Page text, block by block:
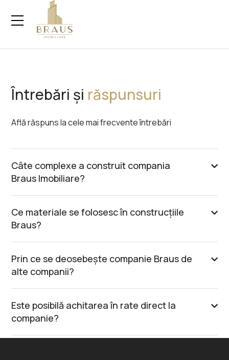
Întrebări și răspunsuri
Află răspuns la cele mai frecvente întrebări
Câte complexe a construit compania
Braus Imobiliare?
Ce materiale se folosesc în construcțiile
Braus?
Prin ce se deosebește companie Braus de
alte companii?
Este posibilă achitarea în rate direct la
companie?